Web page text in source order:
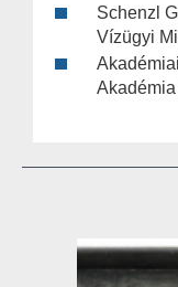
Schenzl
Vízügyi